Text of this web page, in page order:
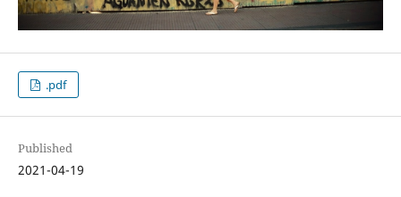
.pdf
Published
2021-04-19